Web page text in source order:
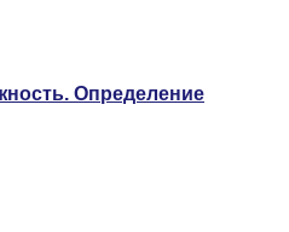
Определение